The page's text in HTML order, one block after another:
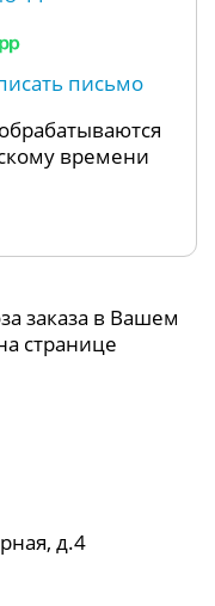
письмо
времени
заказа в Вашем
странице
д.4